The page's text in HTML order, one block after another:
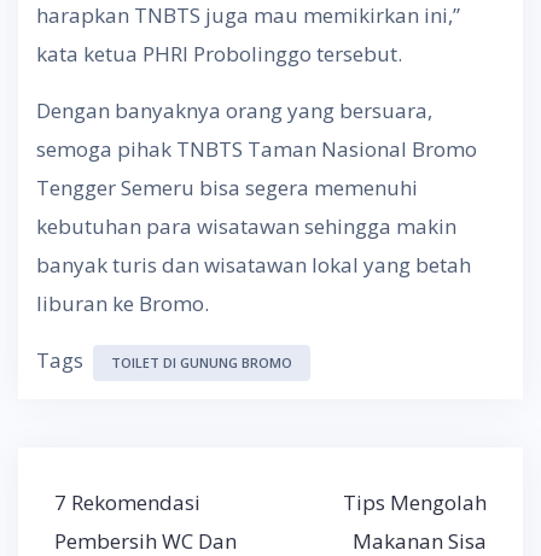
harapkan TNBTS juga mau memikirkan ini,”
kata ketua PHRI Probolinggo tersebut.
Dengan banyaknya orang yang bersuara,
semoga pihak TNBTS Taman Nasional Bromo
Tengger Semeru bisa segera memenuhi
kebutuhan para wisatawan sehingga makin
banyak turis dan wisatawan lokal yang betah
liburan ke Bromo.
Tags TOILET DI GUNUNG BROMO
Post
7 Rekomendasi
Pembersih WC Dan
Tips Mengolah
Makanan Sisa